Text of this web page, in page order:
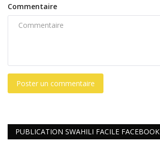
Commentaire
Poster un commentaire
PUBLICATION SWAHILI FACILE FACEBOOK